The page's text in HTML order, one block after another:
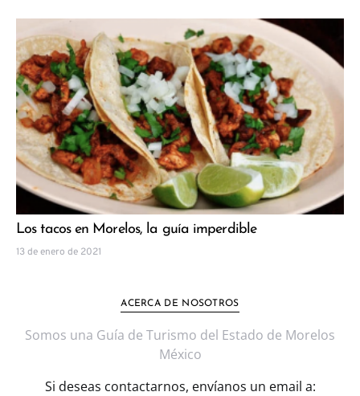
Los tacos en Morelos, la guía imperdible
13 de enero de 2021
ACERCA DE NOSOTROS
Somos una Guía de Turismo del Estado de Morelos
México
Si deseas contactarnos, envíanos un email a: